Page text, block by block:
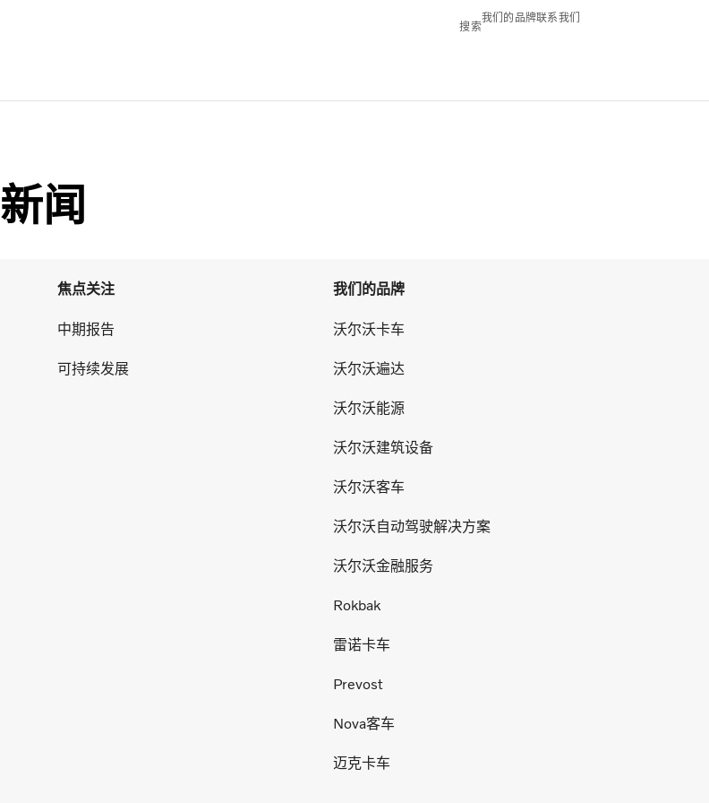
搜索
我们的品牌联系我们
新闻
焦点关注
中期报告
可持续发展
我们的品牌
沃尔沃卡车
沃尔沃遍达
沃尔沃能源
沃尔沃建筑设备
沃尔沃客车
沃尔沃自动驾驶解决方案
沃尔沃金融服务
Rokbak
雷诺卡车
Prevost
Nova客车
迈克卡车